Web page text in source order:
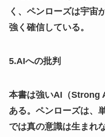
く、ペンローズは宇宙
強く確信している。
5.AIへの批判
本書は強いAI（Strong
ある。ペンローズは、
では真の意識は生まれ